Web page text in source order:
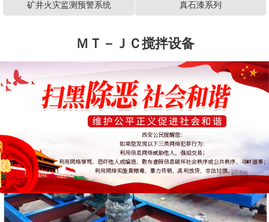
矿井火灾监测预警系统 真石漆系列
ＭＴ－ＪＣ搅拌设备
浏览量：11377